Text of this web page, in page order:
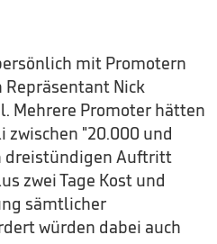
mit Promotern
Repräsentant Nick
Mehrere Promoter hätten
"20.000 und
dreistündigen Auftritt
zwei Tage Kost und
sämtlicher
würden dabei auch